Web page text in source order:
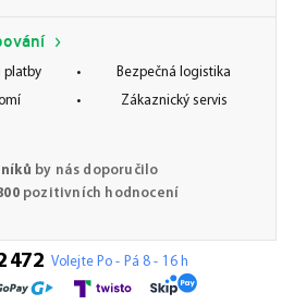
platby
Bezpečná logistika
Zákaznický servis
by nás doporučilo
pozitivních hodnocení
472 Volejte Po - Pá 8 - 16 h